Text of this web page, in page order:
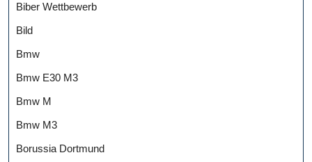
Biber Wettbewerb
Bild
Bmw
Bmw E30 M3
Bmw M
Bmw M3
Borussia Dortmund